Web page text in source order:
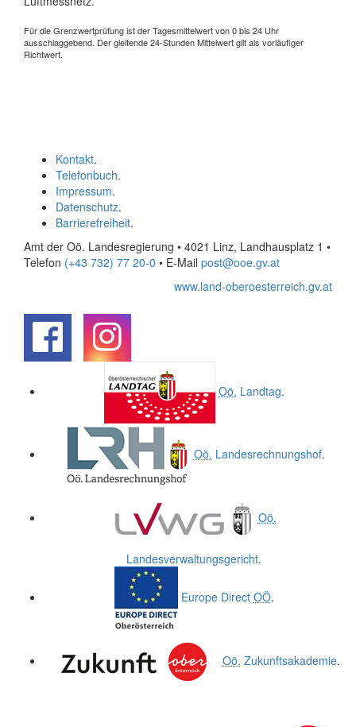
Für die Grenzwertprüfung ist der Tagesmittelwert von 0 bis 24 Uhr
ausschlaggebend. Der gleitende 24-Stunden Mittelwert gilt als vorläufiger
Richtwert.
Kontakt.
Telefonbuch.
Impressum.
Datenschutz.
Barrierefreiheit.
Amt der Oö. Landesregierung • 4021 Linz, Landhausplatz 1 •
Telefon (+43 732) 77 20-0 • E-Mail post@ooe.gv.at
www.land-oberoesterreich.gv.at
Oö. Landtag.
Oö. Landesrechnungshof.
Oö.
Landesverwaltungsgericht.
Europe Direct OÖ.
Oö. Zukunftsakademie.